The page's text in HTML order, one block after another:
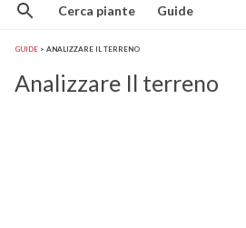
Cerca piante Guide
GUIDE ANALIZZARE IL TERRENO
Analizzare Il terreno